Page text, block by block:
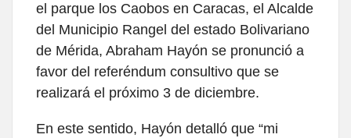
el parque los Caobos en Caracas, el Alcalde
del Municipio Rangel del estado Bolivariano
de Mérida, Abraham Hayón se pronunció a
favor del referéndum consultivo que se
realizará el próximo 3 de diciembre.
En este sentido, Hayón detalló que “mi